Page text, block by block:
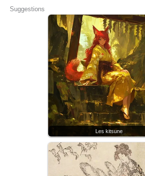
Suggestions
Les kitsune